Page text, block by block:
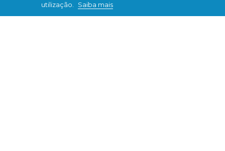
utilização.
Saiba mais
STRICKER